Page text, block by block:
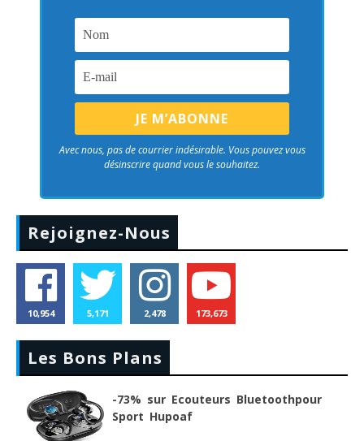
Avec nous, pas de courrier indésirable. Vous pouvez vous
désinscrire quand vous le souhaitez.
Rejoignez-Nous
10,954 5,171 2,478 173,673
Les Bons Plans
-73% sur Ecouteurs Bluetoothpour
Sport Hupoaf